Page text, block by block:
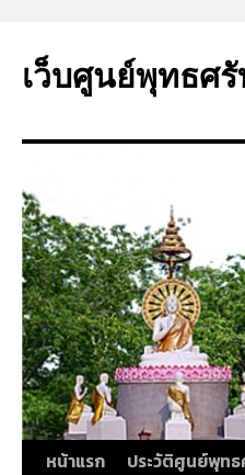
ยัง
เว็บศูนย์พุทธศ
หน้าแรก ประวัติศูนย์พุทธ